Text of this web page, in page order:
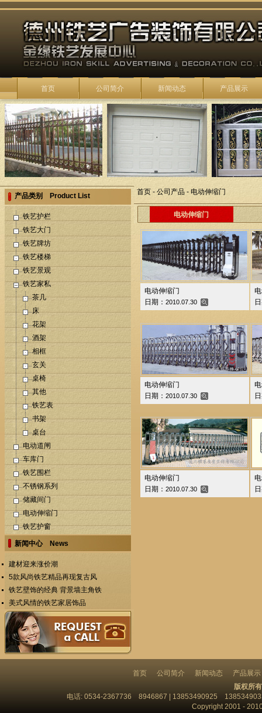
首页 公司简介 新闻动态 产品展示
首页 - 公司产品 - 电动伸缩门
电动伸缩门
电动伸缩门
日期： 2010.07.30
电动伸缩门
日期： 2010.07.30
电动伸缩门
日期： 2010.07.30
产品类别 Product List
铁艺护栏
铁艺大门
铁艺牌坊
铁艺楼梯
铁艺景观
铁艺家私
茶几
床
花架
酒架
相框
玄关
桌椅
其他
铁艺表
书架
桌台
电动道闸
车库门
铁艺围栏
不锈钢系列
储藏间门
电动伸缩门
铁艺护窗
新闻中心 News
建材迎来涨价潮
5款风尚铁艺精品再现复古风
铁艺壁饰的经典 背景墙主角铁
美式风情的铁艺家居饰品
首页 公司简介 新闻动态
产品展示
版权所
电话: 0534-2367736 8946867 | 13853490925
Copyright 2001 -